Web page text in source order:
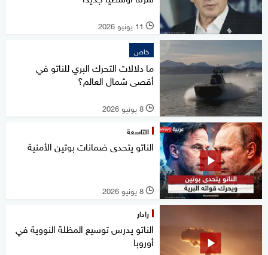
l 11 يونيو 2026
خاص
ما دلالات التحرك البري للناتو في
أقصى شمال العالم؟
l 8 يونيو 2026
التاسعة
الناتو يتحدى ضمانات بوتين الأمنية
l 8 يونيو 2026
رادار
الناتو يدرس توسيع المظلة النووية في
أوروبا